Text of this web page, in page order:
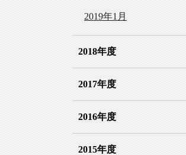
2019年1月
2018年度
2017年度
2016年度
2015年度